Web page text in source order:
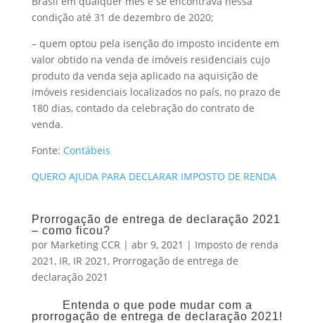
condição até 31 de dezembro de 2020;
– quem optou pela isenção do imposto incidente em
valor obtido na venda de imóveis residenciais cujo
produto da venda seja aplicado na aquisição de
imóveis residenciais localizados no país, no prazo de
180 dias, contado da celebração do contrato de
venda.
Fonte: Contábeis
QUERO AJUDA PARA DECLARAR IMPOSTO DE RENDA
Prorrogação de entrega de declaração 2021
– como ficou?
por Marketing CCR | abr 9, 2021 | Imposto de renda
2021, IR, IR 2021, Prorrogação de entrega de
declaração 2021
Entenda o que pode mudar com a
prorrogação de entrega de declaração 2021!